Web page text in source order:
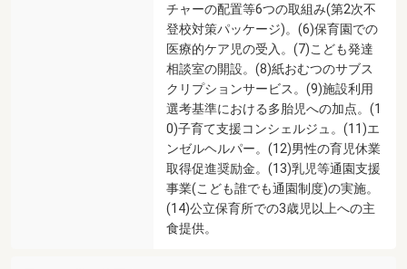
チャーの配置等6つの取組み(第2次不
登校対策パッケージ)。(6)保育園での
医療的ケア児の受入。(7)こども発達
相談室の開設。(8)紙おむつのサブス
クリプションサービス。(9)施設利用
選考基準における多胎児への加点。(1
0)子育て支援コンシェルジュ。(11)エ
ンゼルヘルパー。(12)男性の育児休業
取得促進奨励金。(13)乳児等通園支援
事業(こども誰でも通園制度)の実施。
(14)公立保育所での3歳児以上への主
食提供。